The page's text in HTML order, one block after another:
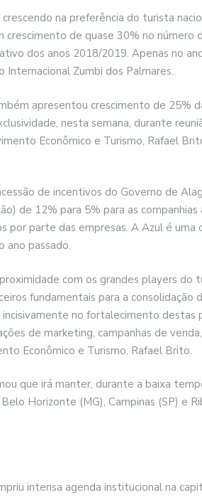
na preferência do turista
crescimento de quase 30% no número
dos anos 2018/2019. Apenas no
Zumbi dos Palmares.
apresentou crescimento de 25%
nesta semana, durante
Econômico e Turismo, Rafael
de incentivos do Governo de
de 12% para 5% para as companhias
parte das empresas. A Azul é uma
ano passado.
com os grandes players do
fundamentais para a consolidação
no fortalecimento destas
de marketing, campanhas de
Econômico e Turismo, Rafael Brito.
que irá manter, durante a baixa
Horizonte (MG), Campinas (SP) e
intensa agenda institucional na